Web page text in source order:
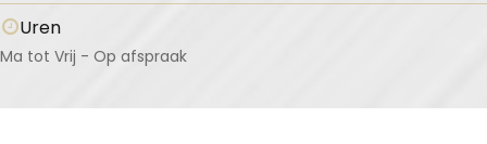
Uren
Ma tot Vrij - Op afspraak